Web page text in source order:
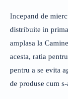
Incepand de
distribuite in
amplasa la
acesta, ratia
pentru a se evita
de produse cum